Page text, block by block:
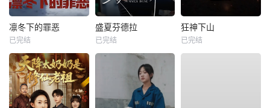
凛冬下的罪恶
已完结
盛夏芬德拉
已完结
狂神下山
已完结